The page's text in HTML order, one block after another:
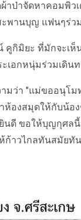
าป่าจัดหาคอมพิว
ะพานบุญ แฟนๆร่
คูกิมิยะ ที่มักจะ
เอกหนุ่มร่วมเดินท
มว่า "แม่ขออนุโ
งสมุดให้กับน้อง
นดี ขอให้บุญกุศล
ก้าวไกลทันสมัยทั